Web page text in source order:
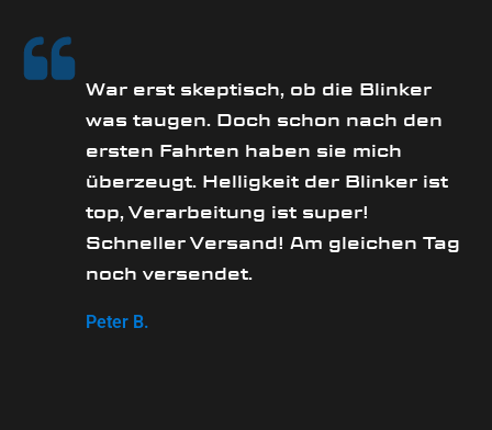
SMD
War erst skeptisch, ob die Blinker
was taugen. Doch schon nach den
ersten Fahrten haben sie mich
überzeugt. Helligkeit der Blinker ist
top, Verarbeitung ist super!
Schneller Versand! Am gleichen Tag
noch versendet.
Peter B.